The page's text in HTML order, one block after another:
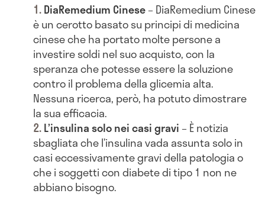
DiaRemedium Cinese– DiaRemedium Cinese
è un cerotto basato su principi di medicina
cinese che ha portato molte persone a
investire soldi nel suo acquisto, con la
speranza che potesse essere la soluzione
contro il problema della glicemia alta.
Nessuna ricerca, però, ha potuto dimostrare
la sua efficacia.
L’insulina solo nei casi gravi – È notizia
sbagliata che l’insulina vada assunta solo in
casi eccessivamente gravi della patologia o
che i soggetti con diabete di tipo 1 non ne
abbiano bisogno.